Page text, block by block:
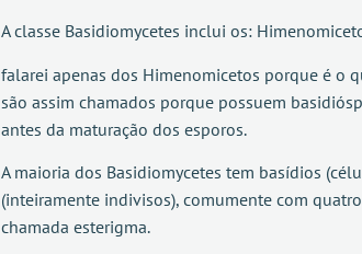
A classe Basidiomycetes inclui os:
falarei apenas dos Himenomicetos porque é o
são assim chamados porque possuem
antes da maturação dos esporos.
A maioria dos Basidiomycetes tem basídios
(inteiramente indivisos), comumente com
chamada esterigma.